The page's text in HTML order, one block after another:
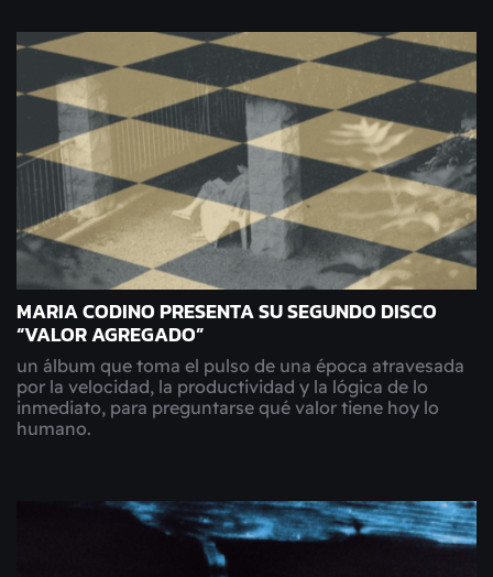
MARIA CODINO PRESENTA SU SEGUNDO DISCO
“VALOR AGREGADO”
un álbum que toma el pulso de una época atravesada
por la velocidad, la productividad y la lógica de lo
inmediato, para preguntarse qué valor tiene hoy lo
humano.